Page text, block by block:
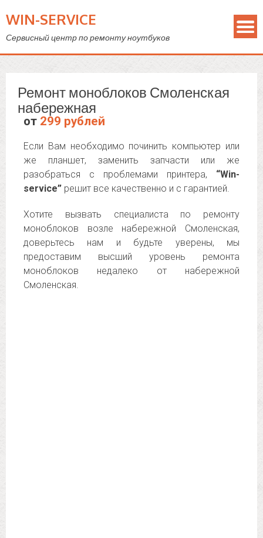
WIN-SERVICE
Сервисный центр по ремонту ноутбуков
Ремонт моноблоков Смоленская
набережная
от 299 рублей
Если Вам необходимо починить компьютер или
же планшет, заменить запчасти или же
разобраться с проблемами принтера, “Win-
service” решит все качественно и с гарантией.
Хотите вызвать специалиста по ремонту
моноблоков возле набережной Смоленская,
доверьтесь нам и будьте уверены, мы
предоставим высший уровень ремонта
моноблоков недалеко от набережной
Смоленская.